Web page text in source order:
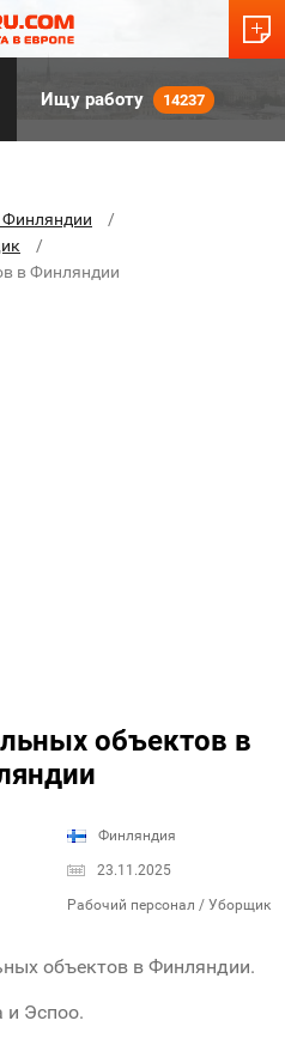
Ищу работу 14237
Финляндии
в Финляндии
объектов в
Финляндия
23.11.2025
Рабочий персонал / Уборщик
объектов в Финляндии.
и Эспоо.